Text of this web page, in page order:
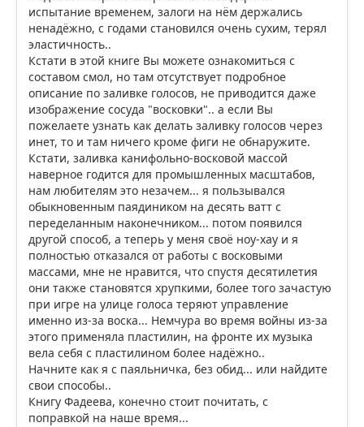
испытание временем, залоги на нём держались
ненадёжно, с годами становился очень сухим, терял
эластичность..
Кстати в этой книге Вы можете ознакомиться с
составом смол, но там отсутствует подробное
описание по заливке голосов, не приводится даже
изображение сосуда "восковки".. а если Вы
пожелаете узнать как делать заливку голосов через
инет, то и там ничего кроме фиги не обнаружите.
Кстати, заливка канифольно-восковой массой
наверное годится для промышленных масштабов,
нам любителям это незачем... я пользывался
обыкновенным паядиником на десять ватт с
переделанным наконечником... потом появился
другой способ, а теперь у меня своё ноу-хау и я
полностью отказался от работы с восковыми
массами, мне не нравится, что спустя десятилетия
они также становятся хрупкими, более того зачастую
при игре на улице голоса теряют управление
именно из-за воска... Немчура во время войны из-за
этого применяла пластилин, на фронте их музыка
вела себя с пластилином более надёжно..
Начните как я с паяльничка, без обид... или найдите
свои способы..
Книгу Фадеева, конечно стоит почитать, с
поправкой на наше время...